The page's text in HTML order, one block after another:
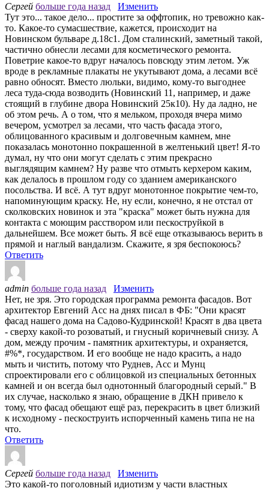
Сергей больше года назад
Изменить
Тут это... такое дело... простите за оффтопик, но тревожно как-
то. Какое-то сумасшествие, кажется, происходит на
Новинском бульваре д.18с1. Дом сталинский, заметный такой,
частично обнесли лесами для косметического ремонта.
Поветрие какое-то вдруг началось повсюду этим летом. Уж
вроде в рекламные плакаты не укутывают дома, а лесами всё
равно обносят. Вместо люльки, видимо, кому-то выгоднее
леса туда-сюда возводить (Новинский 11, например, и даже
стоящий в глубине двора Новинский 25к10). Ну да ладно, не
об этом речь. А о том, что я мельком, проходя вчера мимо
вечером, усмотрел за лесами, что часть фасада этого,
облицованного красивым и долговечным камнем, мне
показалась монотонно покрашенной в желтенький цвет! Я-то
думал, ну что они могут сделать с этим прекрасно
выглядящим камнем? Ну разве что отмыть керхером каким,
как делалось в прошлом году со зданием американского
посольства. И всё. А тут вдруг монотонное покрытие чем-то,
напоминующим краску. Не, ну если, конечно, я не отстал от
сколковских новинок и эта "краска" может быть нужна для
контакта с моющим расствором или пескоструйкой в
дальнейшем. Все может быть. Я всё еще отказываюсь верить в
прямой и наглый вандализм. Скажите, я зря беспокоюсь?
Ответить
admin больше года назад
Изменить
Нет, не зря. Это городская программа ремонта фасадов. Вот
архитектор Евгений Асс на днях писал в ФБ: "Они красят
фасад нашего дома на Садово-Кудринской! Красят в два цвета
- сверху какой-то розоватый, и гнусный коричневый снизу. А
дом, между прочим - памятник архитектуры, и охраняется,
#%*, государством. И его вообще не надо красить, а надо
мыть и чистить, потому что Руднев, Асс и Мунц
спроектировали его с облицовкой из специальных бетонных
камней и он всегда был однотонный благородный серый." В
их случае, насколько я знаю, обращение в ДКН привело к
тому, что фасад обещают ещё раз, перекрасить в цвет близкий
к исходному - пескоструить испорченный камень типа не на
что.
Ответить
Сергей больше года назад
Изменить
Это какой-то поголовный идиотизм у части властных